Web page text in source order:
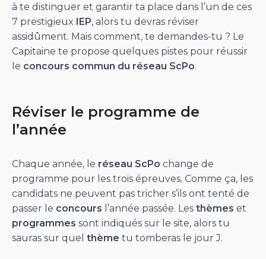
à te distinguer et garantir ta place dans l’un de ces
7 prestigieux IEP, alors tu devras réviser
assidûment. Mais comment, te demandes-tu ? Le
Capitaine te propose quelques pistes pour réussir
le concours commun du réseau ScPo.
Réviser le programme de
l’année
Chaque année, le réseau ScPo change de
programme pour les trois épreuves. Comme ça, les
candidats ne peuvent pas tricher s’ils ont tenté de
passer le concours l’année passée. Les thèmes et
programmes sont indiqués sur le site, alors tu
sauras sur quel thème tu tomberas le jour J.